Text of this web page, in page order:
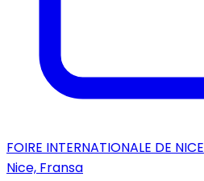
FOIRE INTERNATIONALE DE NICE
Nice, Fransa